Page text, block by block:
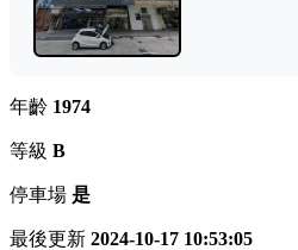
年齡 1974
等級 B
停車場 是
最後更新 2024-10-17 10:53:05